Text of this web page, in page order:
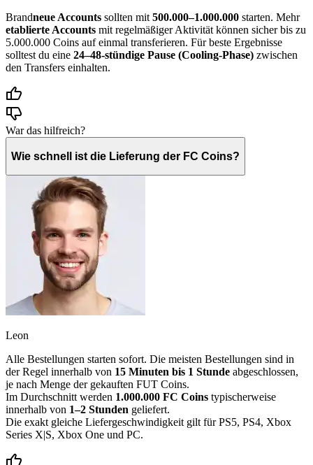
Brandneue Accounts sollten mit 500.000–1.000.000 starten. Mehr
etablierte Accounts mit regelmäßiger Aktivität können sicher bis zu
5.000.000 Coins auf einmal transferieren. Für beste Ergebnisse
solltest du eine 24–48-stündige Pause (Cooling-Phase) zwischen
den Transfers einhalten.
War das hilfreich?
Wie schnell ist die Lieferung der FC Coins?
Leon
Alle Bestellungen starten sofort. Die meisten Bestellungen sind in
der Regel innerhalb von 15 Minuten bis 1 Stunde abgeschlossen,
je nach Menge der gekauften FUT Coins.
Im Durchschnitt werden 1.000.000 FC Coins typischerweise
innerhalb von 1–2 Stunden geliefert.
Die exakt gleiche Liefergeschwindigkeit gilt für PS5, PS4, Xbox
Series X|S, Xbox One und PC.